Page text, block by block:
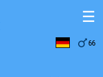
66
☰